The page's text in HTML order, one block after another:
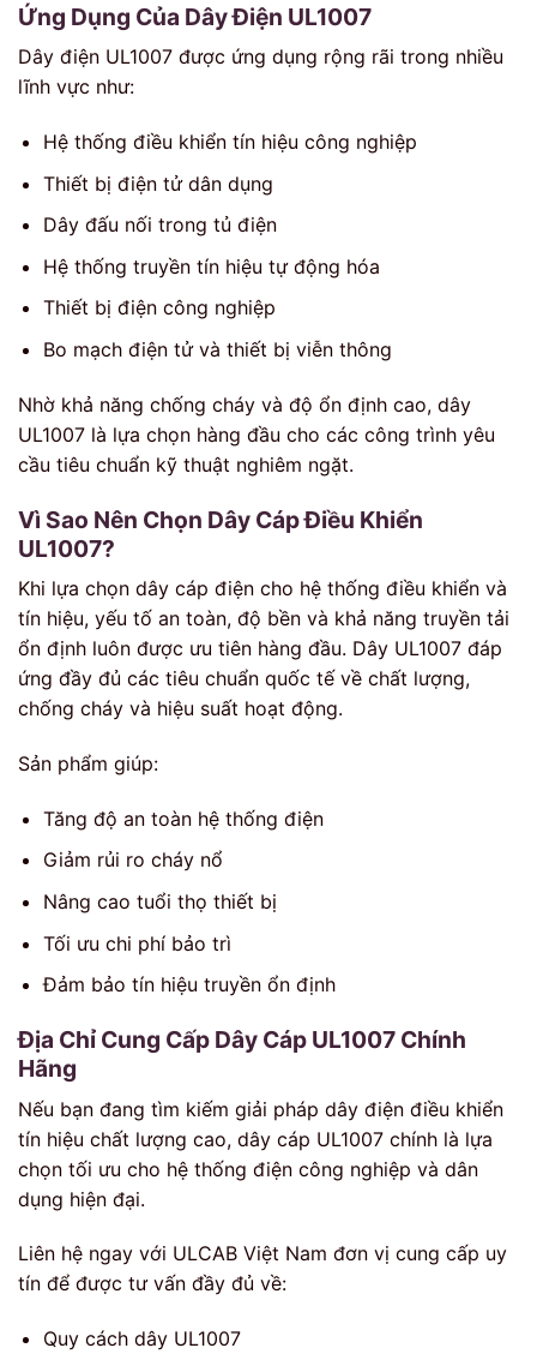
Ứng Dụng Của Dây Điện UL1007
Dây điện UL1007 được ứng dụng rộng rãi trong nhiều
lĩnh vực như:
Hệ thống điều khiển tín hiệu công nghiệp
Thiết bị điện tử dân dụng
Dây đấu nối trong tủ điện
Hệ thống truyền tín hiệu tự động hóa
Thiết bị điện công nghiệp
Bo mạch điện tử và thiết bị viễn thông
Nhờ khả năng chống cháy và độ ổn định cao, dây
UL1007 là lựa chọn hàng đầu cho các công trình yêu
cầu tiêu chuẩn kỹ thuật nghiêm ngặt.
Vì Sao Nên Chọn Dây Cáp Điều Khiển
UL1007?
Khi lựa chọn dây cáp điện cho hệ thống điều khiển và
tín hiệu, yếu tố an toàn, độ bền và khả năng truyền tải
ổn định luôn được ưu tiên hàng đầu. Dây UL1007 đáp
ứng đầy đủ các tiêu chuẩn quốc tế về chất lượng,
chống cháy và hiệu suất hoạt động.
Sản phẩm giúp:
Tăng độ an toàn hệ thống điện
Giảm rủi ro cháy nổ
Nâng cao tuổi thọ thiết bị
Tối ưu chi phí bảo trì
Đảm bảo tín hiệu truyền ổn định
Địa Chỉ Cung Cấp Dây Cáp UL1007 Chính
Hãng
Nếu bạn đang tìm kiếm giải pháp dây điện điều khiển
tín hiệu chất lượng cao, dây cáp UL1007 chính là lựa
chọn tối ưu cho hệ thống điện công nghiệp và dân
dụng hiện đại.
Liên hệ ngay với ULCAB Việt Nam đơn vị cung cấp uy
tín để được tư vấn đầy đủ về:
Quy cách dây UL1007